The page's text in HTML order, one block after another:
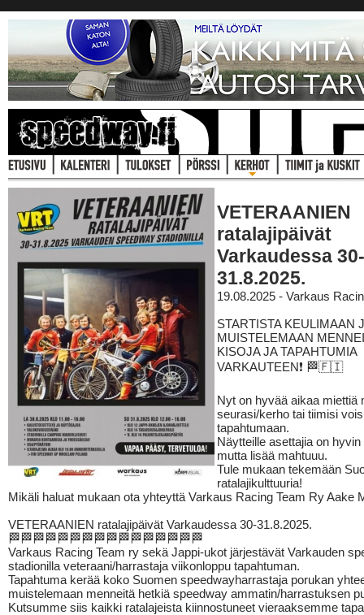
VETERAANIEN
ratalajipäivät
Varkaudessa 30-
31.8.2025.
19.08.2025 - Varkaus
STARTISTA KEULIMAAN
MUISTELEMAAN
KISOJA JA TAPAHTUMIA
VARKAUTEEN❗️ 🏁🇫🇮
Nyt on hyvää aikaa miettiä
seurasi/kerho tai tiimisi
tapahtumaan.
Näytteille asettajia on
mutta lisää mahtuuu.
Tule mukaan tekemään
ratalajikulttuuria!
Mikäli haluat mukaan ota yhteyttä Varkaus Racing Team Ry Aake
VETERAANIEN ratalajipäivät Varkaudessa 30-31.8.2025.
🏁🏁🏁🏁🏁🏁🏁🏁🏁🏁🏁🏁🏁🏁🏁🏁
Varkaus Racing Team ry sekä Jappi-ukot järjestävät Varkauden
stadionilla veteraani/harrastaja viikonloppu tapahtuman.
Tapahtuma kerää koko Suomen speedwayharrastaja porukan
muistelemaan menneitä hetkiä speedway ammatin/harrastuksen
Kutsumme siis kaikki ratalajeista kiinnostuneet vieraaksemme